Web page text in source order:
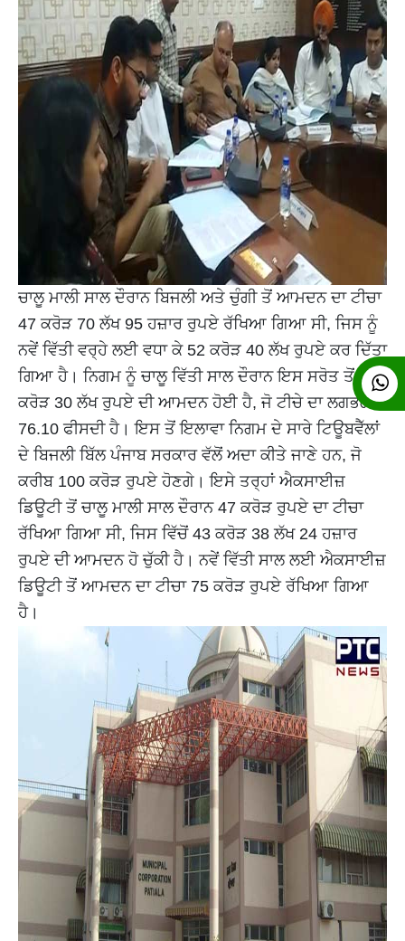
ਚਾਲੂ ਮਾਲੀ ਸਾਲ ਦੌਰਾਨ ਬਿਜਲੀ ਅਤੇ ਚੁੰਗੀ ਤੋਂ ਆਮਦਨ ਦਾ ਟੀਚਾ
47 ਕਰੋੜ 70 ਲੱਖ 95 ਹਜ਼ਾਰ ਰੁਪਏ ਰੱਖਿਆ ਗਿਆ ਸੀ, ਜਿਸ ਨੂੰ
ਨਵੇਂ ਵਿੱਤੀ ਵਰ੍ਹੇ ਲਈ ਵਧਾ ਕੇ 52 ਕਰੋੜ 40 ਲੱਖ ਰੁਪਏ ਕਰ ਦਿੱਤਾ
ਗਿਆ ਹੈ। ਨਿਗਮ ਨੂੰ ਚਾਲੂ ਵਿੱਤੀ ਸਾਲ ਦੌਰਾਨ ਇਸ ਸਰੋਤ ਤੋਂ 36
ਕਰੋੜ 30 ਲੱਖ ਰੁਪਏ ਦੀ ਆਮਦਨ ਹੋਈ ਹੈ, ਜੋ ਟੀਚੇ ਦਾ ਲਗਭਗ
76.10 ਫੀਸਦੀ ਹੈ। ਇਸ ਤੋਂ ਇਲਾਵਾ ਨਿਗਮ ਦੇ ਸਾਰੇ ਟਿਊਬਵੈੱਲਾਂ
ਦੇ ਬਿਜਲੀ ਬਿੱਲ ਪੰਜਾਬ ਸਰਕਾਰ ਵੱਲੋਂ ਅਦਾ ਕੀਤੇ ਜਾਣੇ ਹਨ, ਜੋ
ਕਰੀਬ 100 ਕਰੋੜ ਰੁਪਏ ਹੋਣਗੇ। ਇਸੇ ਤਰ੍ਹਾਂ ਐਕਸਾਈਜ਼
ਡਿਊਟੀ ਤੋਂ ਚਾਲੂ ਮਾਲੀ ਸਾਲ ਦੌਰਾਨ 47 ਕਰੋੜ ਰੁਪਏ ਦਾ ਟੀਚਾ
ਰੱਖਿਆ ਗਿਆ ਸੀ, ਜਿਸ ਵਿੱਚੋਂ 43 ਕਰੋੜ 38 ਲੱਖ 24 ਹਜ਼ਾਰ
ਰੁਪਏ ਦੀ ਆਮਦਨ ਹੋ ਚੁੱਕੀ ਹੈ। ਨਵੇਂ ਵਿੱਤੀ ਸਾਲ ਲਈ ਐਕਸਾਈਜ਼
ਡਿਊਟੀ ਤੋਂ ਆਮਦਨ ਦਾ ਟੀਚਾ 75 ਕਰੋੜ ਰੁਪਏ ਰੱਖਿਆ ਗਿਆ
ਹੈ।